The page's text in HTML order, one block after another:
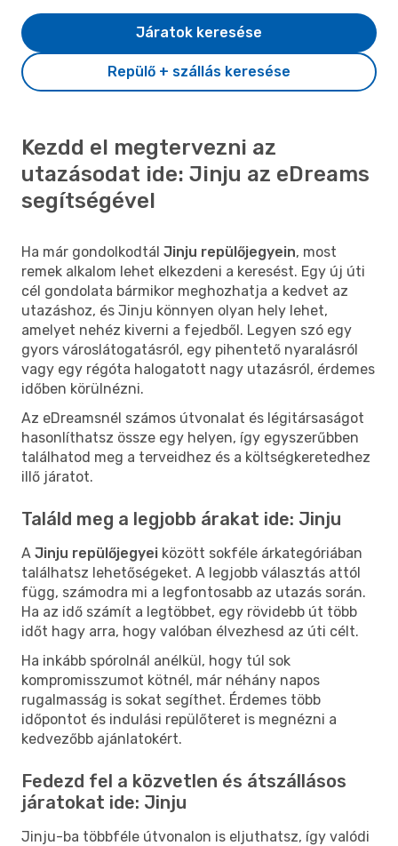
Repülő + szállás keresése
Járatok keresése
Kezdd el megtervezni az
utazásodat ide: Jinju az eDreams
segítségével
Ha már gondolkodtál Jinju repülőjegyein, most
remek alkalom lehet elkezdeni a keresést. Egy új úti
cél gondolata bármikor meghozhatja a kedvet az
utazáshoz, és Jinju könnyen olyan hely lehet,
amelyet nehéz kiverni a fejedből. Legyen szó egy
gyors városlátogatásról, egy pihentető nyaralásról
vagy egy régóta halogatott nagy utazásról, érdemes
időben körülnézni.
Az eDreamsnél számos útvonalat és légitársaságot
hasonlíthatsz össze egy helyen, így egyszerűbben
találhatod meg a terveidhez és a költségkeretedhez
illő járatot.
Találd meg a legjobb árakat ide: Jinju
A Jinju repülőjegyei között sokféle árkategóriában
találhatsz lehetőségeket. A legjobb választás attól
függ, számodra mi a legfontosabb az utazás során.
Ha az idő számít a legtöbbet, egy rövidebb út több
időt hagy arra, hogy valóban élvezhesd az úti célt.
Ha inkább spórolnál anélkül, hogy túl sok
kompromisszumot kötnél, már néhány napos
rugalmasság is sokat segíthet. Érdemes több
időpontot és indulási repülőteret is megnézni a
kedvezőbb ajánlatokért.
Fedezd fel a közvetlen és átszállásos
járatokat ide: Jinju
Jinju-ba többféle útvonalon is eljuthatsz, így valódi